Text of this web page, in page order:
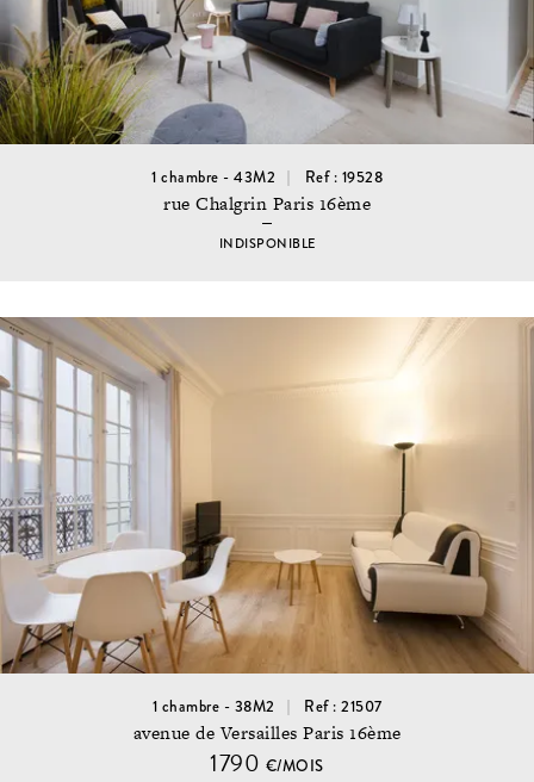
1 chambre - 43M2 Ref : 19528
rue Chalgrin Paris 16ème
INDISPONIBLE
1 chambre - 38M2 Ref : 21507
avenue de Versailles Paris 16ème
1790 €/MOIS